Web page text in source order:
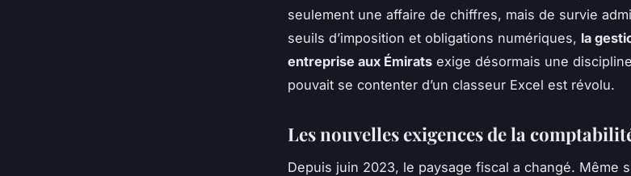
seulement une affaire de chiffres, mais de survie
seuils d’imposition et obligations numériques, la
entreprise aux Émirats exige désormais une
pouvait se contenter d’un classeur Excel est révolu.
Les nouvelles exigences de la
Depuis juin 2023, le paysage fiscal a changé. Même